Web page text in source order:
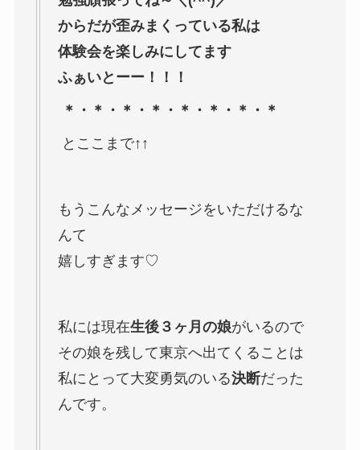
からだが歪みまくっている私は
体験会を楽しみにしてます
ふぁいとーー！！！
＊・＊・＊・＊・＊・＊・＊・＊
とここまで↑↑
もうこんなメッセージをいただけるな
んて
嬉しすぎます♡
私には現在生後３ヶ月の娘がいるので
その娘を残して東京へ出てくることは
私にとって大変勇気のいる決断だった
んです。